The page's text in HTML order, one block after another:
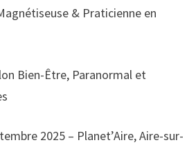
& Praticienne en
Bien-Être, Paranormal et
2025 – Planet’Aire, Aire-sur-